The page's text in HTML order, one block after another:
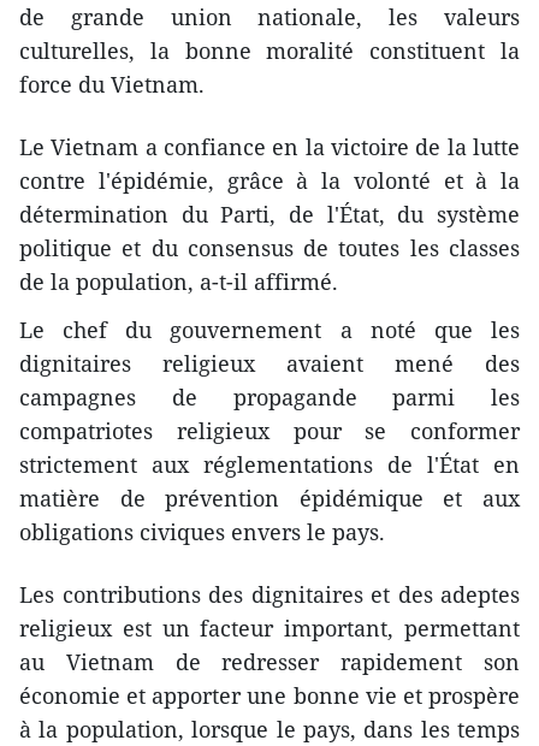
de grande union nationale, les valeurs
culturelles, la bonne moralité constituent la
force du Vietnam.
Le Vietnam a confiance en la victoire de la lutte
contre l'épidémie, grâce à la volonté et à la
détermination du Parti, de l'État, du système
politique et du consensus de toutes les classes
de la population, a-t-il affirmé.
Le chef du gouvernement a noté que les
dignitaires religieux avaient mené des
campagnes de propagande parmi les
compatriotes religieux pour se conformer
strictement aux réglementations de l'État en
matière de prévention épidémique et aux
obligations civiques envers le pays.
Les contributions des dignitaires et des adeptes
religieux est un facteur important, permettant
au Vietnam de redresser rapidement son
économie et apporter une bonne vie et prospère
à la population, lorsque le pays, dans les temps